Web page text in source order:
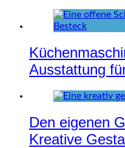
Ausstattung
Den eigenen
Kreative